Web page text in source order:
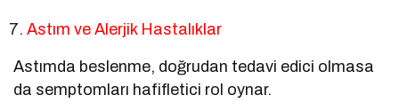
Astım ve Alerjik Hastalıklar
Astımda beslenme, doğrudan tedavi edici olmasa
da semptomları hafifletici rol oynar.